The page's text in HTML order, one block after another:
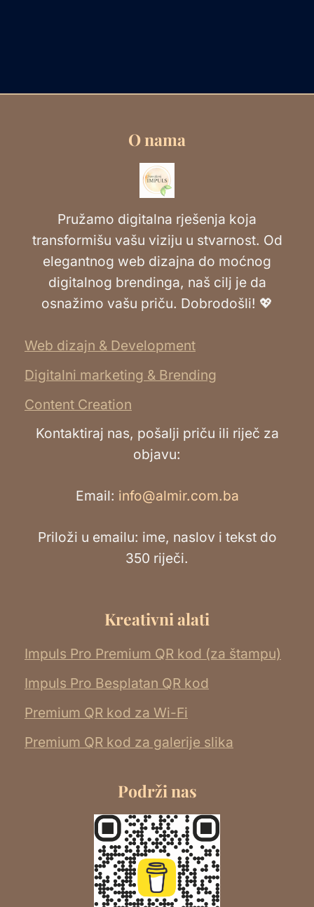
O nama
Pružamo digitalna rješenja koja
transformišu vašu viziju u stvarnost. Od
elegantnog web dizajna do moćnog
digitalnog brendinga, naš cilj je da
osnažimo vašu priču. Dobrodošli! 💖
Web dizajn & Development
Digitalni marketing & Brending
Content Creation
Kontaktiraj nas, pošalji priču ili riječ za
objavu:
Email: info@almir.com.ba
Priloži u emailu: ime, naslov i tekst do
350 riječi.
Kreativni alati
Impuls Pro Premium QR kod (za štampu)
Impuls Pro Besplatan QR kod
Premium QR kod za Wi-Fi
Premium QR kod za galerije slika
Podrži nas